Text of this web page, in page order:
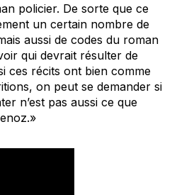
policier. De sorte que ce
un certain nombre de
aussi de codes du roman
qui devrait résulter de
ces récits ont bien comme
on peut se demander si
n’est pas aussi ce que